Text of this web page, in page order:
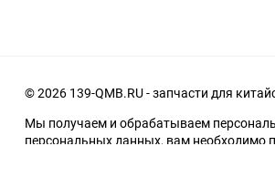
© 2026 139-QMB.RU - запчасти для
Мы получаем и обрабатываем
персональных данных, вам необходимо